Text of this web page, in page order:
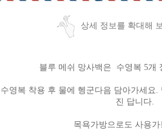
상세 정보를 확대해
블루 메쉬 망사백은 수영복 5개
수영복 착용 후 물에 헹군다음 담아가세요
진 답니다.
목욕가방으로도 사용가